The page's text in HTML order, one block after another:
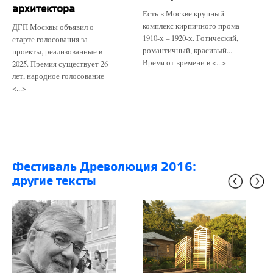
архитектора
ДГП Москвы объявил о
старте голосования за
проекты, реализованные в
2025. Премия существует 26
лет, народное голосование
<...>
Есть в Москве крупный
комплекс кирпичного прома
1910-х – 1920-х. Готический,
романтичный, красивый...
Время от времени в <...>
фестиваль Древолюция 2016:
другие тексты